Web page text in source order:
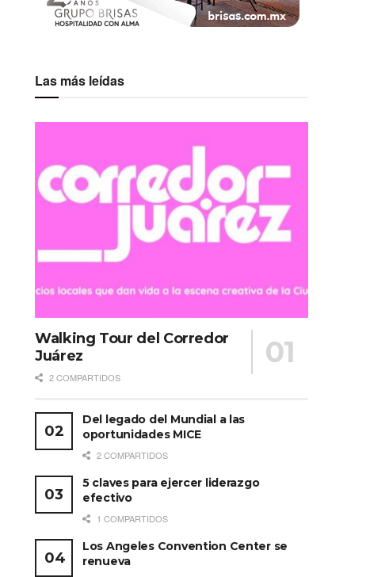
Las más leídas
Walking Tour del Corredor
Juárez
2 COMPARTIDOS
Del legado del Mundial a las
oportunidades MICE
2 COMPARTIDOS
5 claves para ejercer liderazgo
efectivo
1 COMPARTIDOS
Los Angeles Convention Center se
renueva